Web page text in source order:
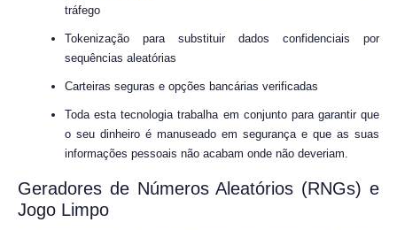
tráfego
Tokenização para substituir dados confidenciais por
sequências aleatórias
Carteiras seguras e opções bancárias verificadas
Toda esta tecnologia trabalha em conjunto para garantir que
o seu dinheiro é manuseado em segurança e que as suas
informações pessoais não acabam onde não deveriam.
Geradores de Números Aleatórios (RNGs) e
Jogo Limpo